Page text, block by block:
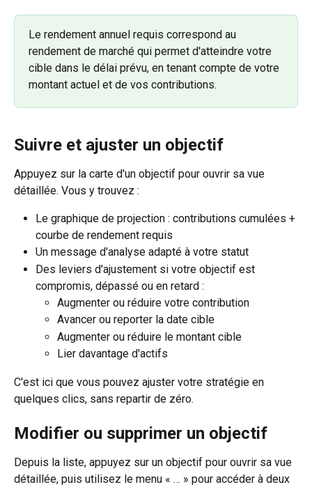
Le rendement annuel requis correspond au
rendement de marché qui permet d'atteindre votre
cible dans le délai prévu, en tenant compte de votre
montant actuel et de vos contributions.
Suivre et ajuster un objectif
Appuyez sur la carte d'un objectif pour ouvrir sa vue
détaillée. Vous y trouvez :
Le graphique de projection : contributions cumulées +
courbe de rendement requis
Un message d'analyse adapté à votre statut
Des leviers d'ajustement si votre objectif est
compromis, dépassé ou en retard :
Augmenter ou réduire votre contribution
Avancer ou reporter la date cible
Augmenter ou réduire le montant cible
Lier davantage d'actifs
C'est ici que vous pouvez ajuster votre stratégie en
quelques clics, sans repartir de zéro.
Modifier ou supprimer un objectif
Depuis la liste, appuyez sur un objectif pour ouvrir sa vue
détaillée, puis utilisez le menu « … » pour accéder à deux